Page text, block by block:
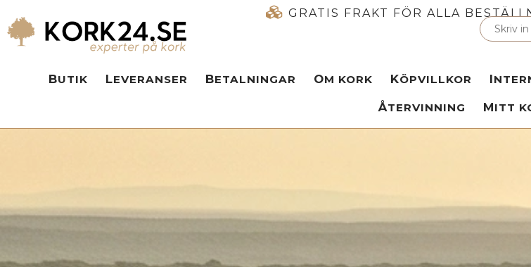
GRATIS FRAKT FÖR ALLA
BUTIK LEVERANSER BETALNINGAR OM KORK KÖPVILLKOR
ÅTERVINNING MITT